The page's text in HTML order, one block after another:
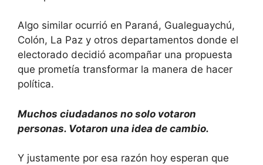
Algo similar ocurrió en Paraná, Gualeguaychú,
Colón, La Paz y otros departamentos donde el
electorado decidió acompañar una propuesta
que prometía transformar la manera de hacer
política.
Muchos ciudadanos no solo votaron
personas. Votaron una idea de cambio.
Y justamente por esa razón hoy esperan que